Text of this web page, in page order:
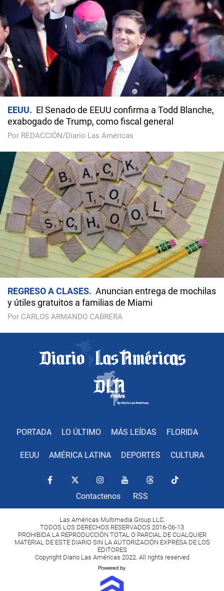
EEUU
El Senado de EEUU confirma a Todd Blanche,
exabogado de Trump, como fiscal general
Por REDACCIÓN/Diario Las Américas
REGRESO A CLASES
Anuncian entrega de mochilas
y útiles gratuitos a familias de Miami
Por CARLOS ARMANDO CABRERA
PORTADA LO ÚLTIMO MÁS LEÍDAS FLORIDA
EEUU AMÉRICA LATINA DEPORTES CULTURA
Contactenos RSS
Las Américas Multimedia Group LLC.
TODOS LOS DERECHOS RESERVADOS 2016-06-13
PROHIBIDA LA REPRODUCCIÓN TOTAL O PARCIAL DE CUALQUIER
MATERIAL DE ESTE DIARIO SIN LA AUTORIZACIÓN EXPRESA DE LOS
EDITORES
Copyright Diario Las Américas 2022. All rights reserved